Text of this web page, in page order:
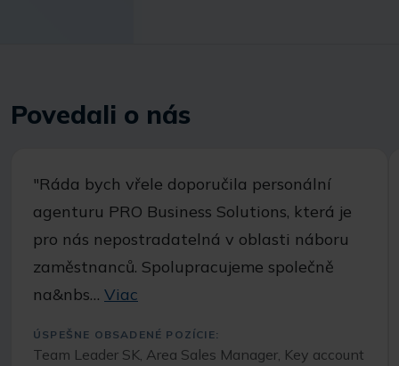
Povedali o nás
"Ráda bych vřele doporučila personální
agenturu PRO Business Solutions, která je
pro nás nepostradatelná v oblasti náboru
zaměstnanců. Spolupracujeme společně
na&nbs… Viac
ÚSPEŠNE OBSADENÉ POZÍCIE:
Team Leader SK, Area Sales Manager, Key account